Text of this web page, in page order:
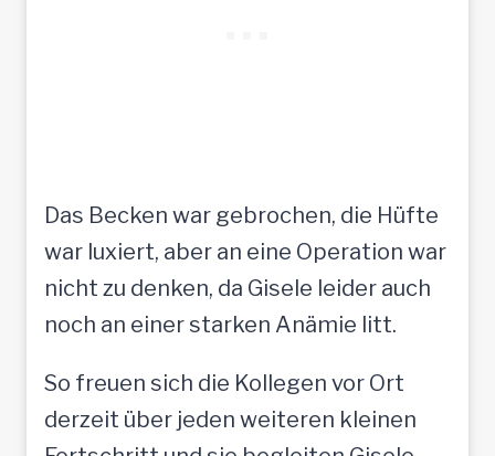
Das Becken war gebrochen, die Hüfte
war luxiert, aber an eine Operation war
nicht zu denken, da Gisele leider auch
noch an einer starken Anämie litt.
So freuen sich die Kollegen vor Ort
derzeit über jeden weiteren kleinen